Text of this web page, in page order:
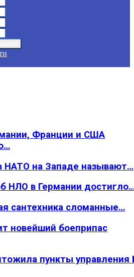
Франции и США
НАТО на Западе называют…
НЛО в Германии
сантехника сломанные…
новейший боеприпас
пункты